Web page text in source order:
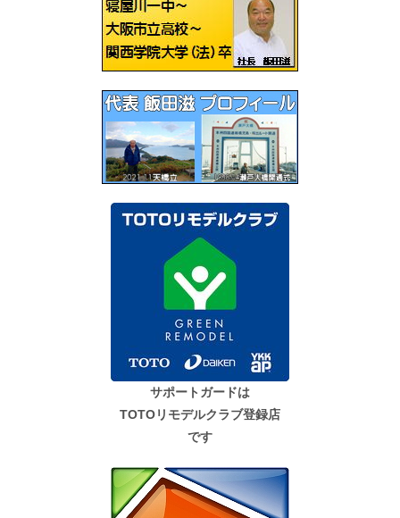
シ
ョ
ン
サポートガードは
TOTOリモデルクラブ登録店
です